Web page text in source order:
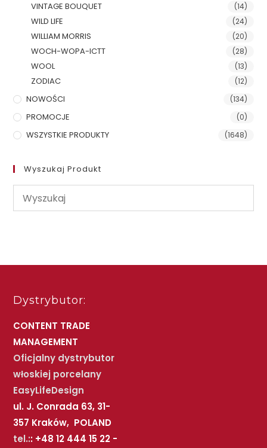
VINTAGE BOUQUET (14)
WILD LIFE (24)
WILLIAM MORRIS (20)
WOCH-WOPA-ICTT (28)
WOOL (13)
ZODIAC (12)
NOWOŚCI (134)
PROMOCJE (0)
WSZYSTKIE PRODUKTY (1648)
Wyszukaj Produkt
Dystrybutor:
CONTENT TRADE
MANAGEMENT
Oficjalny dystrybutor
włoskiej porcelany
EasyLifeDesign
ul. J. Conrada 63, 31-
357 Kraków, POLAND
tel.:: +48 12 444 15 22 -